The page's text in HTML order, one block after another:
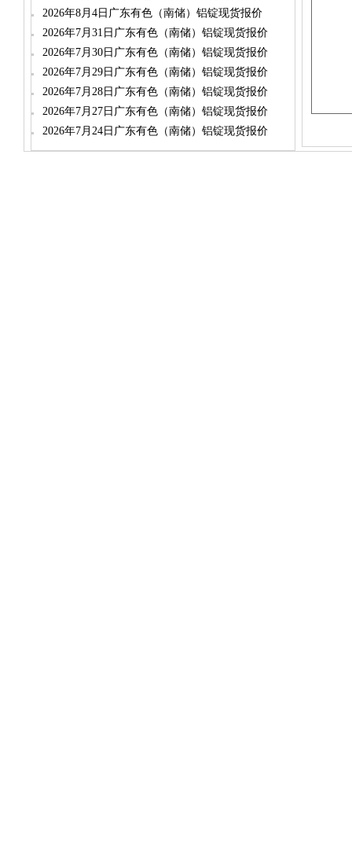
2026年8月4日广东有色（南储）铝锭现货报价
2026年7月31日广东有色（南储）铝锭现货报价
2026年7月30日广东有色（南储）铝锭现货报价
2026年7月29日广东有色（南储）铝锭现货报价
2026年7月28日广东有色（南储）铝锭现货报价
2026年7月27日广东有色（南储）铝锭现货报价
2026年7月24日广东有色（南储）铝锭现货报价